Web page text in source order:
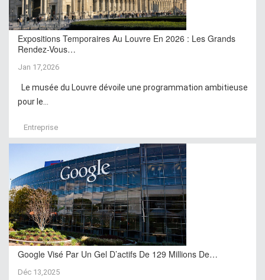
Expositions Temporaires Au Louvre En 2026 : Les Grands
Rendez-Vous…
Jan 17,2026
Le musée du Louvre dévoile une programmation ambitieuse
pour le...
Entreprise
Google Visé Par Un Gel D’actifs De 129 Millions De…
Déc 13,2025